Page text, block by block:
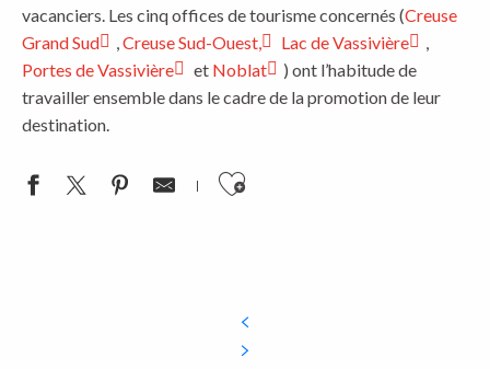
vacanciers. Les cinq offices de tourisme concernés (Creuse
Grand Sud
,Creuse Sud-Ouest, Lac de Vassivière
,
Portes de Vassivière
et Noblat
) ont l’habitude de
travailler ensemble dans le cadre de la promotion de leur
destination.
Ajouter aux favoris